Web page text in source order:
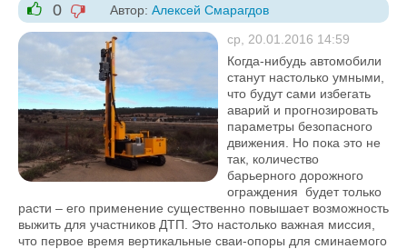
+1
0
-1
Автор: Алексей Смарагдов
ср, 20.01.2016 14:59
Когда-нибудь автомобили
станут настолько умными,
что будут сами избегать
аварий и прогнозировать
параметры безопасного
движения. Но пока это не
так, количество
барьерного дорожного
ограждения будет только
расти – его применение существенно повышает возможность
выжить для участников ДТП. Это настолько важная миссия,
что первое время вертикальные сваи-опоры для сминаемого